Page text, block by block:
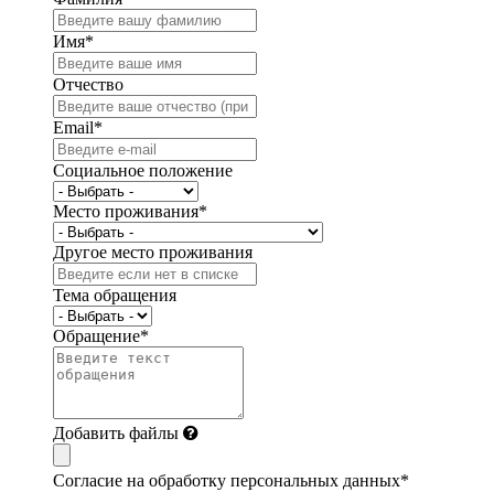
Имя*
Отчество
Email*
Социальное положение
Место проживания*
Другое место проживания
Тема обращения
Обращение*
Добавить файлы
Согласие на обработку персональных данных*